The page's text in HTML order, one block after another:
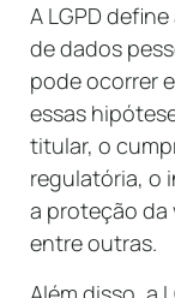
A LGPD
de dados
pode ocorrer
essas
titular, o
regulatória, o
a proteção da
entre outras.